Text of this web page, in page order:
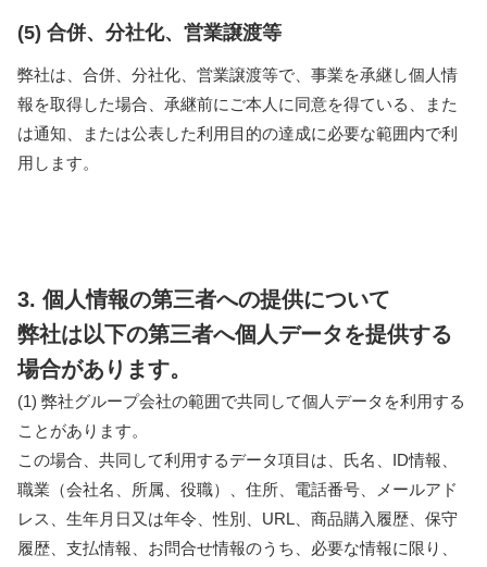
(5) 合併、分社化、営業譲渡等
弊社は、合併、分社化、営業譲渡等で、事業を承継し個人情
報を取得した場合、承継前にご本人に同意を得ている、また
は通知、または公表した利用目的の達成に必要な範囲内で利
用します。
3. 個人情報の第三者への提供について
弊社は以下の第三者へ個人データを提供する
場合があります。
(1) 弊社グループ会社の範囲で共同して個人データを利用する
ことがあります。
この場合、共同して利用するデータ項目は、氏名、ID情報、
職業（会社名、所属、役職）、住所、電話番号、メールアド
レス、生年月日又は年令、性別、URL、商品購入履歴、保守
履歴、支払情報、お問合せ情報のうち、必要な情報に限り、